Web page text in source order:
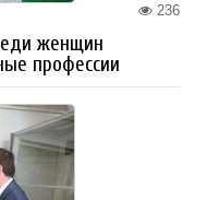
236
женщин
профессии